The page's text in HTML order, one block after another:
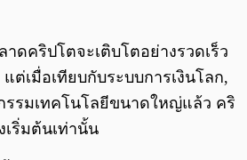
ดคริปโตจะเติบโตอย่างรวดเร็ว
ต่เมื่อเทียบกับระบบการเงินโลก,
รมเทคโนโลยีขนาดใหญ่แล้ว คริ
เริ่มต้นเท่านั้น